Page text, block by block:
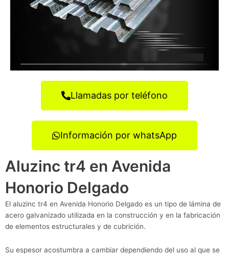
Llamadas por teléfono
Información por whatsApp
Aluzinc tr4 en Avenida
Honorio Delgado
El aluzinc tr4 en Avenida Honorio Delgado es un tipo de lámina de
acero galvanizado utilizada en la construcción y en la fabricación
de elementos estructurales y de cubrición.
Su espesor acostumbra a cambiar dependiendo del uso al que se